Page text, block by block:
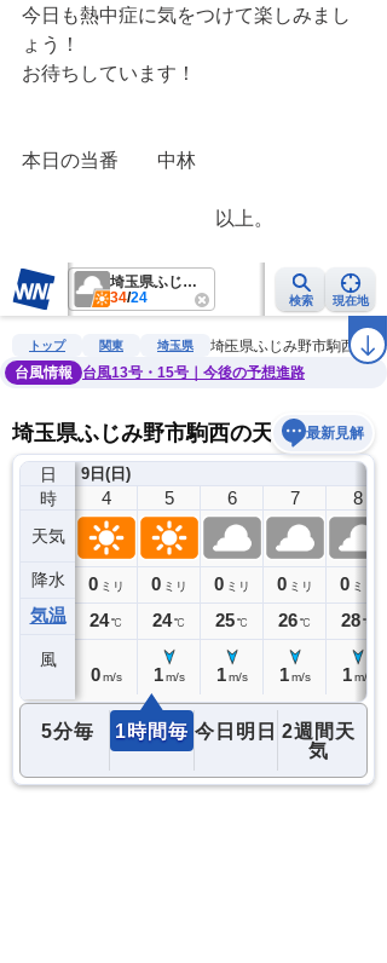
今日も熱中症に気をつけて楽しみまし
ょう！
お待ちしています！
本日の当番　　中林
以上。